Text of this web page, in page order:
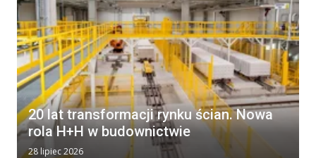
20 lat transformacji rynku ścian. Nowa
rola H+H w budownictwie
28 lipiec 2026